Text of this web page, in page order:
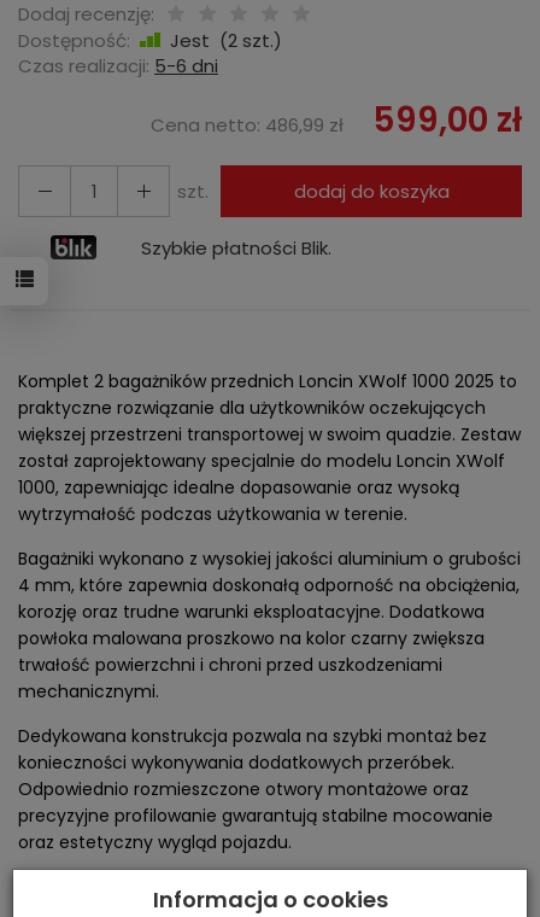
Dodaj recenzję:
Dostępność:
Jest (2 szt.)
Czas realizacji: 5-6 dni
Cena netto: 486,99 zł 599,00 zł
szt. dodaj do koszyka
Szybkie płatności Blik.
Komplet 2 bagażników przednich Loncin XWolf 1000 2025 to
praktyczne rozwiązanie dla użytkowników oczekujących
większej przestrzeni transportowej w swoim quadzie. Zestaw
został zaprojektowany specjalnie do modelu Loncin XWolf
1000, zapewniając idealne dopasowanie oraz wysoką
wytrzymałość podczas użytkowania w terenie.
Bagażniki wykonano z wysokiej jakości aluminium o grubości
4 mm, które zapewnia doskonałą odporność na obciążenia,
korozję oraz trudne warunki eksploatacyjne. Dodatkowa
powłoka malowana proszkowo na kolor czarny zwiększa
trwałość powierzchni i chroni przed uszkodzeniami
mechanicznymi.
Dedykowana konstrukcja pozwala na szybki montaż bez
konieczności wykonywania dodatkowych przeróbek.
Odpowiednio rozmieszczone otwory montażowe oraz
precyzyjne profilowanie gwarantują stabilne mocowanie
oraz estetyczny wygląd pojazdu.
Zestaw zawiera:Informacja o cookies